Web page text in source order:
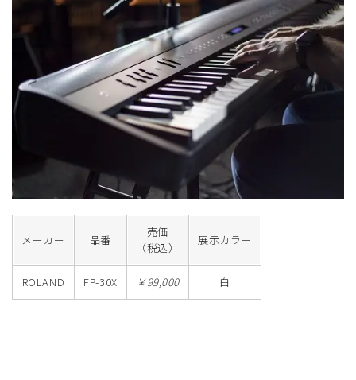
メーカー 品番
売価
（税込）
展示カラー
ROLAND FP-30X ￥99,000 白